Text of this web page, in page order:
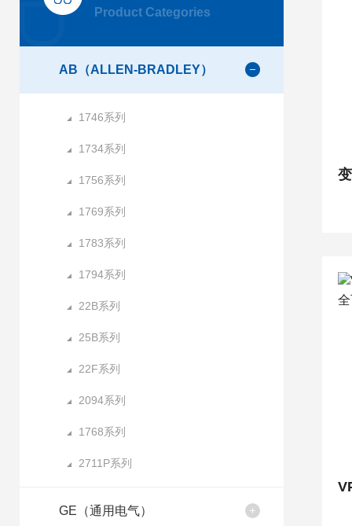
Product Categories
AB（ALLEN-BRADLEY）
1746系列
1734系列
1756系列
1769系列
1783系列
1794系列
22B系列
25B系列
22F系列
2094系列
1768系列
2711P系列
GE（通用电气）